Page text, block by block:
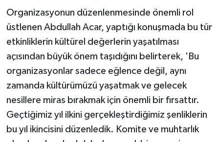
Organizasyonun düzenlenmesinde önemli rol
üstlenen Abdullah Acar, yaptığı konuşmada bu tür
etkinliklerin kültürel değerlerin yaşatılması
açısından büyük önem taşıdığını belirterek, 'Bu
organizasyonlar sadece eğlence değil, aynı
zamanda kültürümüzü yaşatmak ve gelecek
nesillere miras bırakmak için önemli bir fırsattır.
Geçtiğimiz yıl ilkini gerçekleştirdiğimiz şenliklerin
bu yıl ikincisini düzenledik. Komite ve muhtarlık